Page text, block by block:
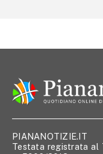
PIANANOTIZIE.IT
Testata registrata al